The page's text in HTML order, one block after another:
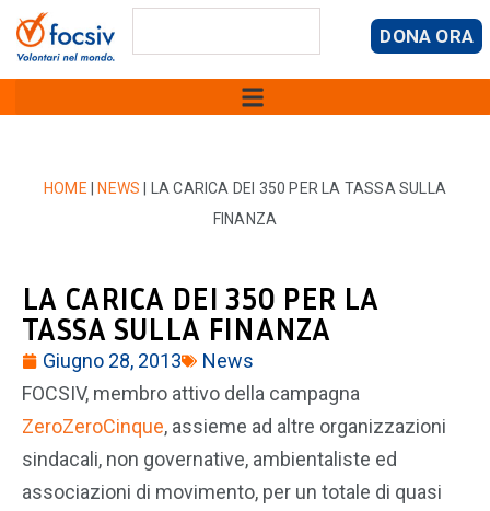
DONA ORA
HOME NEWS
LA CARICA DEI 350 PER LA TASSA SULLA
FINANZA
LA CARICA DEI 350 PER LA
TASSA SULLA FINANZA
Giugno 28, 2013
News
FOCSIV, membro attivo della campagna
ZeroZeroCinque, assieme ad altre organizzazioni
sindacali, non governative, ambientaliste ed
associazioni di movimento, per un totale di quasi